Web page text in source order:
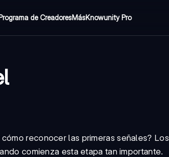
de CreadoresMásKnowunity Pro
reconocer las primeras señales? Los
comienza esta etapa tan importante.